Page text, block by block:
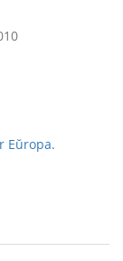
Eŭropa.